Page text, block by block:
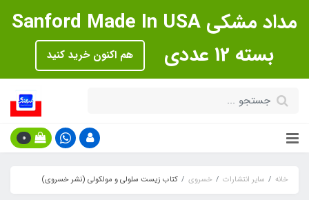
مداد مشکی Sanford Made In USA
بسته 12 عددی
هم اکنون خرید کنید
0
خانه سایر انتشارات خسروی کتاب زیست سلولی و مولکولی (نشر خسروی)